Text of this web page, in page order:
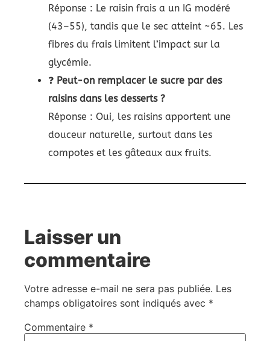
Réponse : Le raisin frais a un IG modéré
(43–55), tandis que le sec atteint ~65. Les
fibres du frais limitent l’impact sur la
glycémie.
❓ Peut-on remplacer le sucre par des
raisins dans les desserts ?
Réponse : Oui, les raisins apportent une
douceur naturelle, surtout dans les
compotes et les gâteaux aux fruits.
Laisser un
commentaire
Votre adresse e-mail ne sera pas publiée. Les
champs obligatoires sont indiqués avec *
Commentaire *